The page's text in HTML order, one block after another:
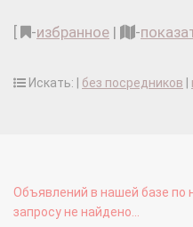
-избранное | -
Искать: | без посредников
Объявлений в нашей базе по
запросу не найдено...